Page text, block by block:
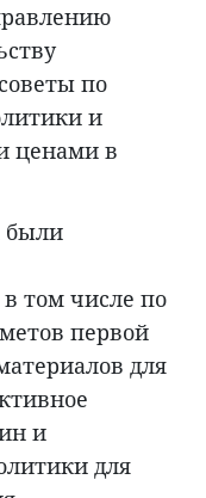
по
и
ценами в
были
том числе по
первой
для
и
для